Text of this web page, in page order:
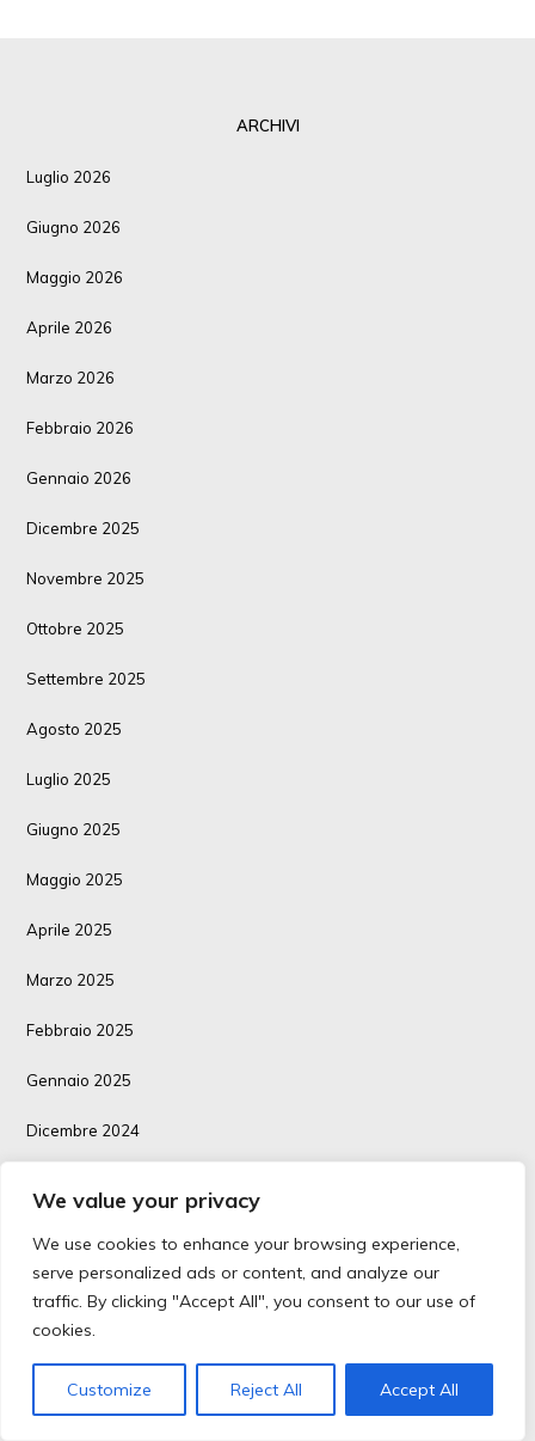
We value your privacy
We use cookies to enhance your browsing experience,
serve personalized ads or content, and analyze our
traffic. By clicking "Accept All", you consent to our use of
cookies.
Customize Reject All Accept All
ARCHIVI
Luglio 2026
Giugno 2026
Maggio 2026
Aprile 2026
Marzo 2026
Febbraio 2026
Gennaio 2026
Dicembre 2025
Novembre 2025
Ottobre 2025
Settembre 2025
Agosto 2025
Luglio 2025
Giugno 2025
Maggio 2025
Aprile 2025
Marzo 2025
Febbraio 2025
Gennaio 2025
Dicembre 2024
Settembre 2024
Luglio 2024
Giugno 2024